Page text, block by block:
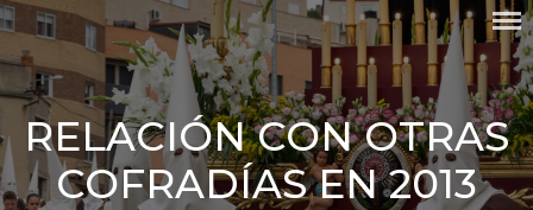
Skip
content
COFRADÍA DEL SANTO CRISTO
DE LA MISERICORDIA Y
NUESTRA SEÑORA DEL
SILENCIO DOLOROSO
RELACIÓN CON OTRAS
COFRADÍAS EN 2013